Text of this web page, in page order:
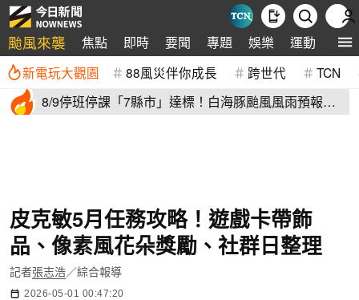
颱風來襲 焦點 即時 要聞 專題 娛樂 運動 全球
新電玩大觀園 88風災伴你成長 跨世代 TCN
8/9停班停課「7縣市」達標！白海豚颱風風雨預報
皮克敏5月任務攻略！遊戲卡帶飾
品、像素風花朵獎勵、社群日整理
記者張志浩／綜合報導
2026-05-01 00:47:20